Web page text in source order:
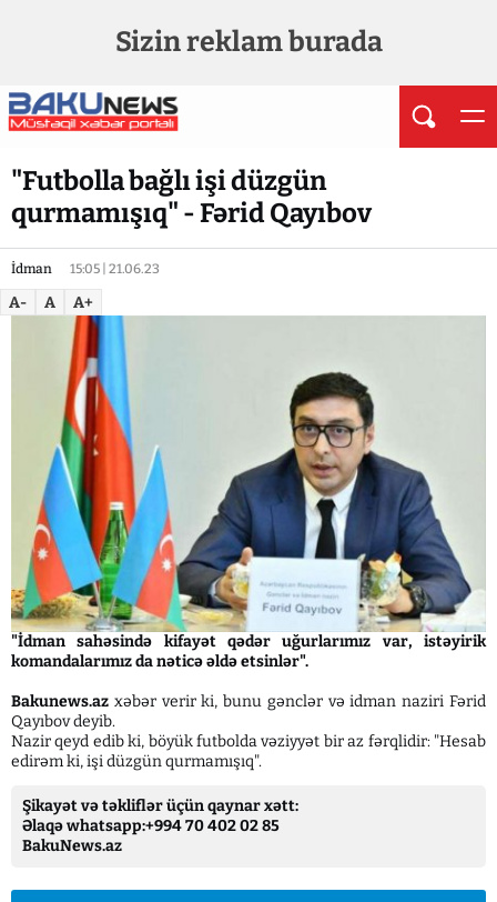
Sizin reklam burada
"Futbolla bağlı işi düzgün
qurmamışıq" - Fərid Qayıbov
İdman 15:05 | 21.06.23
A- A A+
"İdman sahəsində kifayət qədər uğurlarımız var, istəyirik
komandalarımız da nəticə əldə etsinlər".
Bakunews.az xəbər verir ki, bunu gənclər və idman naziri Fərid
Qayıbov deyib.
Nazir qeyd edib ki, böyük futbolda vəziyyət bir az fərqlidir: "Hesab
edirəm ki, işi düzgün qurmamışıq".
Şikayət və təkliflər üçün qaynar xətt:
Əlaqə whatsapp:+994 70 402 02 85
BakuNews.az